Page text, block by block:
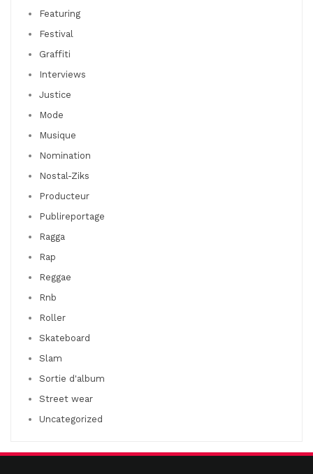
Featuring
Festival
Graffiti
Interviews
Justice
Mode
Musique
Nomination
Nostal-Ziks
Producteur
Publireportage
Ragga
Rap
Reggae
Rnb
Roller
Skateboard
Slam
Sortie d'album
Street wear
Uncategorized